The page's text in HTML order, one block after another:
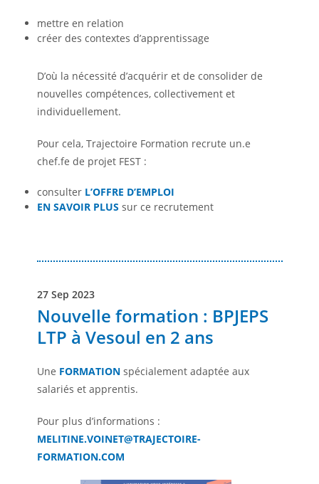
mettre en relation
créer des contextes d’apprentissage
D’où la nécessité d’acquérir et de consolider de
nouvelles compétences, collectivement et
individuellement.
Pour cela, Trajectoire Formation recrute un.e
chef.fe de projet FEST :
consulter L’OFFRE D’EMPLOI
EN SAVOIR PLUS sur ce recrutement
27 Sep 2023
Nouvelle formation : BPJEPS
LTP à Vesoul en 2 ans
Une FORMATION spécialement adaptée aux
salariés et apprentis.
Pour plus d’informations :
MELITINE.VOINET@TRAJECTOIRE-
FORMATION.COM